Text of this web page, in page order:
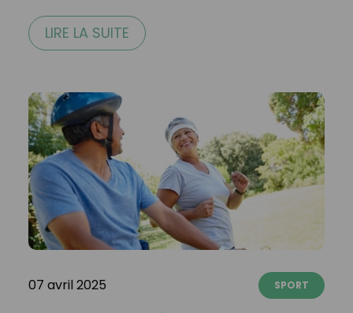
LIRE LA SUITE
07 avril 2025 SPORT